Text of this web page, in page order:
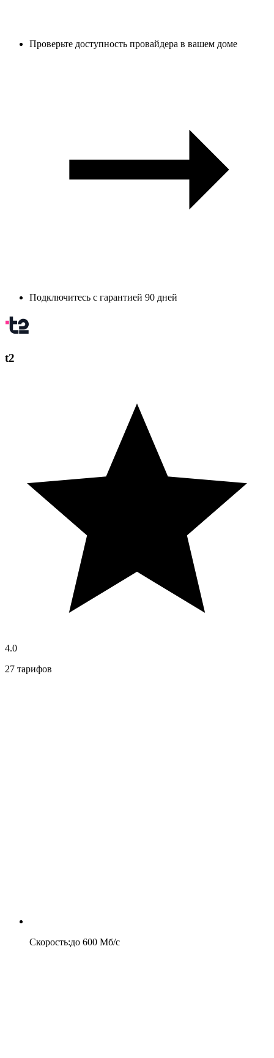
Проверьте доступность провайдера в вашем доме
Подключитесь с гарантией 90 дней
t2
4.0
27 тарифов
Скорость:до 600 Мб/c